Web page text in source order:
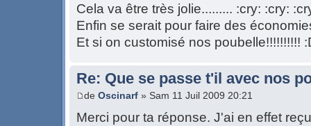
Cela va être très jolie......... :cry: :cry:
Enfin se serait pour faire des
Et si on customisé nos poubelle!!!!!!!!!!
Re: Que se passe t'il avec nos
de Oscinarf » Sam 11 Juil 2009 20:21
Merci pour ta réponse. J'ai en effet